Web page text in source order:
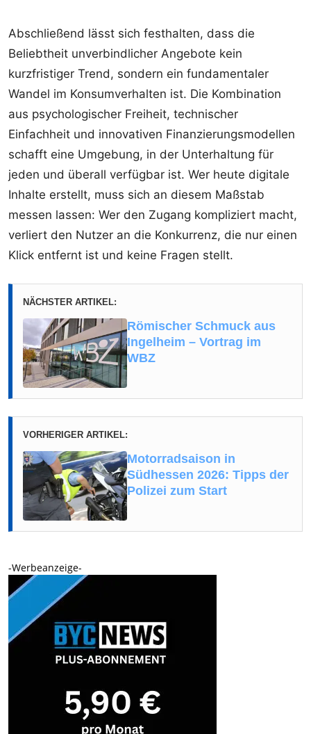
Abschließend lässt sich festhalten, dass die
Beliebtheit unverbindlicher Angebote kein
kurzfristiger Trend, sondern ein fundamentaler
Wandel im Konsumverhalten ist. Die Kombination
aus psychologischer Freiheit, technischer
Einfachheit und innovativen Finanzierungsmodellen
schafft eine Umgebung, in der Unterhaltung für
jeden und überall verfügbar ist. Wer heute digitale
Inhalte erstellt, muss sich an diesem Maßstab
messen lassen: Wer den Zugang kompliziert macht,
verliert den Nutzer an die Konkurrenz, die nur einen
Klick entfernt ist und keine Fragen stellt.
NÄCHSTER ARTIKEL:
Römischer Schmuck aus
Ingelheim – Vortrag im
WBZ
VORHERIGER ARTIKEL:
Motorradsaison in
Südhessen 2026: Tipps der
Polizei zum Start
-Werbeanzeige-